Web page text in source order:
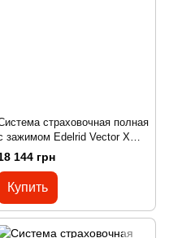
страховочная полная
зажимом Edelrid Vector X
Oasis Size 2
144 грн
Купить